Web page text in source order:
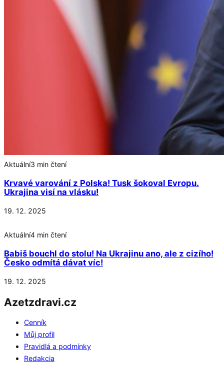
Aktuální3 min čtení
Krvavé varování z Polska! Tusk šokoval Evropu.
Ukrajina visí na vlásku!
19. 12. 2025
Aktuální4 min čtení
Babiš bouchl do stolu! Na Ukrajinu ano, ale z cizího!
Česko odmítá dávat víc!
19. 12. 2025
Azetzdravi.cz
Cenník
Můj profil
Pravidlá a podmínky
Redakcia